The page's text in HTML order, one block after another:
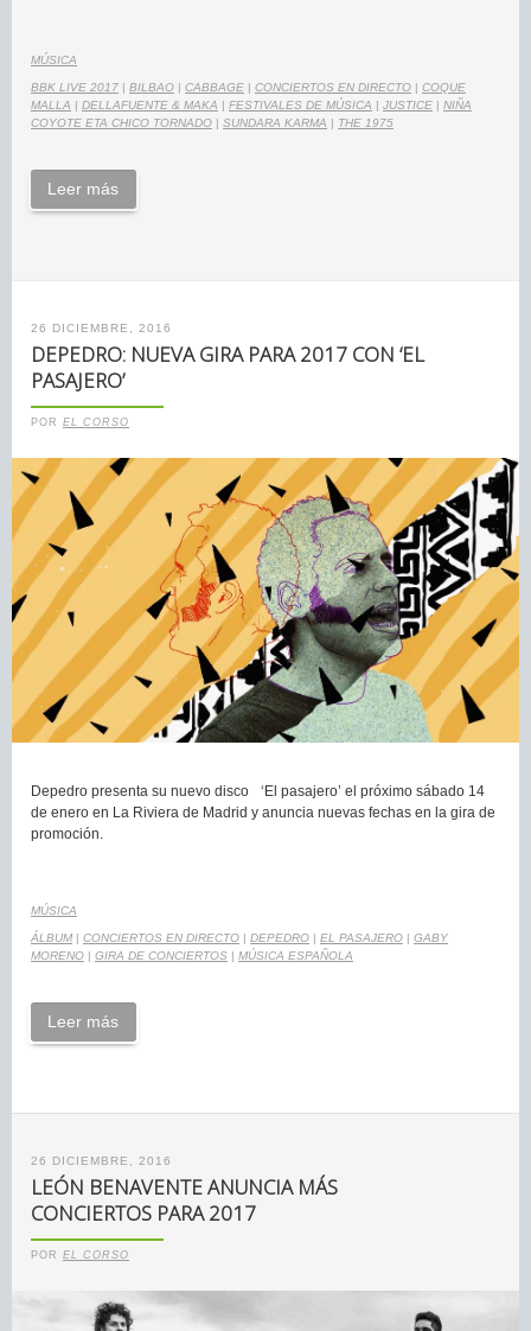
MÚSICA
BBK LIVE 2017 BILBAO CABBAGE CONCIERTOS EN DIRECTO
COQUE
MALLA
DELLAFUENTE & MAKA FESTIVALES DE MÚSICA JUSTICE
NIÑA
COYOTE ETA CHICO TORNADO
SUNDARA KARMA THE 1975
Leer más
26 DICIEMBRE, 2016
DEPEDRO: NUEVA GIRA PARA 2017 CON ‘EL
PASAJERO’
POR EL CORSO
Depedro presenta su nuevo disco ‘El pasajero’ el próximo sábado 14
de enero en La Riviera de Madrid y anuncia nuevas fechas en la gira de
promoción.
MÚSICA
ÁLBUM | CONCIERTOS EN DIRECTO | DEPEDRO | EL PASAJERO | GABY
MORENO | GIRA DE CONCIERTOS | MÚSICA ESPAÑOLA
Leer más
26 DICIEMBRE, 2016
LEÓN BENAVENTE ANUNCIA MÁS
CONCIERTOS PARA 2017
POR EL CORSO